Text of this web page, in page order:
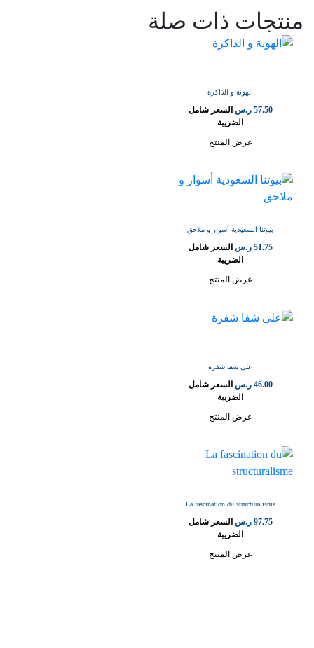
منتجات ذات صلة
الهوية و الذاكرة
57.50 ر.س السعر شامل
الضريبة
عرض المنتج
بيوتنا السعودية أسوار و ملاحق
51.75 ر.س السعر شامل
الضريبة
عرض المنتج
على شفا شفرة
46.00 ر.س السعر شامل
الضريبة
عرض المنتج
La fascination du structuralisme
97.75 ر.س السعر شامل
الضريبة
عرض المنتج